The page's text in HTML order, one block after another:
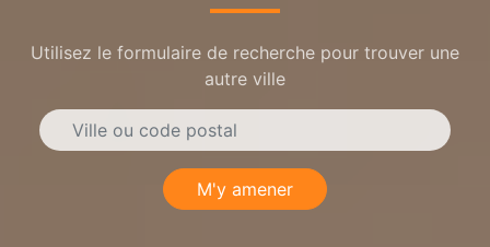
Utilisez le formulaire de recherche pour trouver une
autre ville
M'y amener